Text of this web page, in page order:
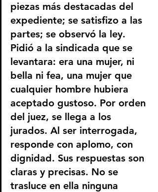
piezas más destacadas del
expediente; se satisfizo a las
partes; se observó la ley.
Pidió a la sindicada que se
levantara: era una mujer, ni
bella ni fea, una mujer que
cualquier hombre hubiera
aceptado gustoso. Por orden
del juez, se llega a los
jurados. Al ser interrogada,
responde con aplomo, con
dignidad. Sus respuestas son
claras y precisas. No se
trasluce en ella ninguna